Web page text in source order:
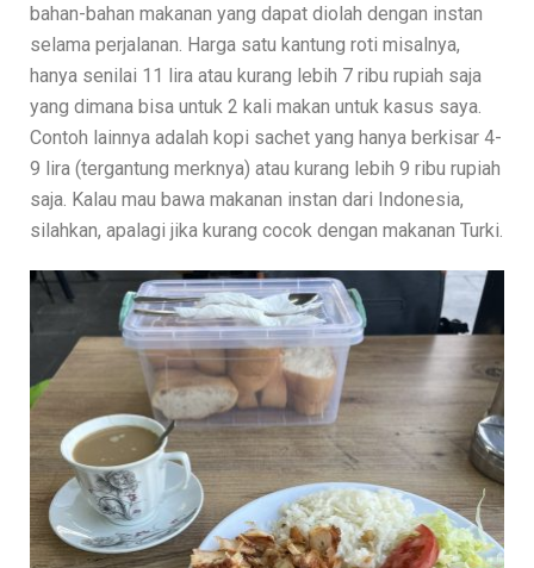
bahan-bahan makanan yang dapat diolah dengan instan
selama perjalanan. Harga satu kantung roti misalnya,
hanya senilai 11 lira atau kurang lebih 7 ribu rupiah saja
yang dimana bisa untuk 2 kali makan untuk kasus saya.
Contoh lainnya adalah kopi sachet yang hanya berkisar 4-
9 lira (tergantung merknya) atau kurang lebih 9 ribu rupiah
saja. Kalau mau bawa makanan instan dari Indonesia,
silahkan, apalagi jika kurang cocok dengan makanan Turki.